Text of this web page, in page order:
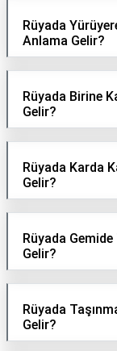
Rüyada
Anlama Gelir?
Rüyada Birine
Gelir?
Rüyada Karda
Gelir?
Rüyada
Gelir?
Rüyada
Gelir?